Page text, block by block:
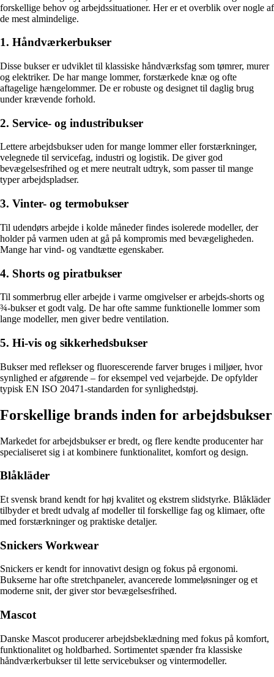
forskellige behov og arbejdssituationer. Her er et overblik over nogle af
de mest almindelige.
1. Håndværkerbukser
Disse bukser er udviklet til klassiske håndværksfag som tømrer, murer
og elektriker. De har mange lommer, forstærkede knæ og ofte
aftagelige hængelommer. De er robuste og designet til daglig brug
under krævende forhold.
2. Service- og industribukser
Lettere arbejdsbukser uden for mange lommer eller forstærkninger,
velegnede til servicefag, industri og logistik. De giver god
bevægelsesfrihed og et mere neutralt udtryk, som passer til mange
typer arbejdspladser.
3. Vinter- og termobukser
Til udendørs arbejde i kolde måneder findes isolerede modeller, der
holder på varmen uden at gå på kompromis med bevægeligheden.
Mange har vind- og vandtætte egenskaber.
4. Shorts og piratbukser
Til sommerbrug eller arbejde i varme omgivelser er arbejds-shorts og
¾-bukser et godt valg. De har ofte samme funktionelle lommer som
lange modeller, men giver bedre ventilation.
5. Hi-vis og sikkerhedsbukser
Bukser med reflekser og fluorescerende farver bruges i miljøer, hvor
synlighed er afgørende – for eksempel ved vejarbejde. De opfylder
typisk EN ISO 20471-standarden for synlighedstøj.
Forskellige brands inden for arbejdsbukser
Markedet for arbejdsbukser er bredt, og flere kendte producenter har
specialiseret sig i at kombinere funktionalitet, komfort og design.
Blåkläder
Et svensk brand kendt for høj kvalitet og ekstrem slidstyrke. Blåkläder
tilbyder et bredt udvalg af modeller til forskellige fag og klimaer, ofte
med forstærkninger og praktiske detaljer.
Snickers Workwear
Snickers er kendt for innovativt design og fokus på ergonomi.
Bukserne har ofte stretchpaneler, avancerede lommeløsninger og et
moderne snit, der giver stor bevægelsesfrihed.
Mascot
Danske Mascot producerer arbejdsbeklædning med fokus på komfort,
funktionalitet og holdbarhed. Sortimentet spænder fra klassiske
håndværkerbukser til lette servicebukser og vintermodeller.